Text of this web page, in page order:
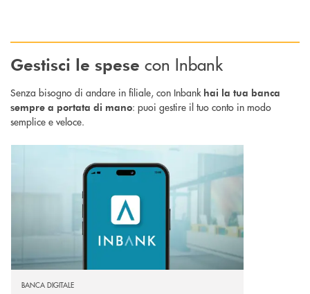
Gestisci le spese con Inbank
Senza bisogno di andare in filiale, con Inbank hai la tua banca
sempre a portata di mano: puoi gestire il tuo conto in modo
semplice e veloce.
Scopri di più Inbank app : il tuo conto bancario direttamente sullo
BANCA DIGITALE